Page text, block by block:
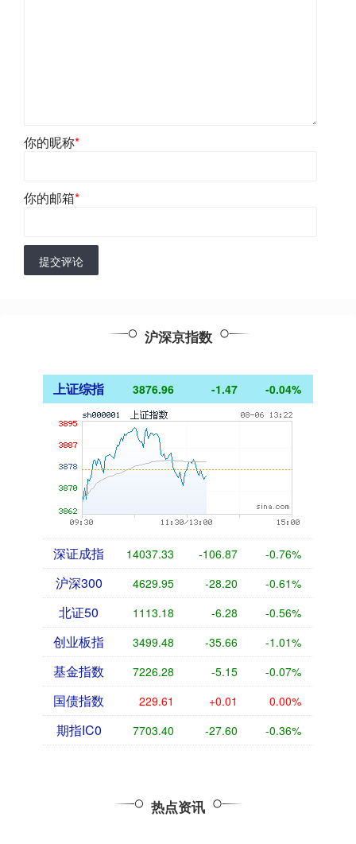
你的昵称*
你的邮箱*
提交评论
沪深京指数
上证综指 3876.96 -1.47 -0.04%
深证成指 14037.33 -106.87 -0.76%
沪深300 4629.95 -28.20 -0.61%
北证50 1113.18 -6.28 -0.56%
创业板指 3499.48 -35.66 -1.01%
基金指数 7226.28 -5.15 -0.07%
国债指数 229.61 +0.01 0.00%
期指IC0 7703.40 -27.60 -0.36%
热点资讯